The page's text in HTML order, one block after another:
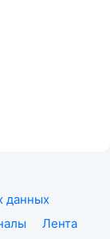
данных
Лента